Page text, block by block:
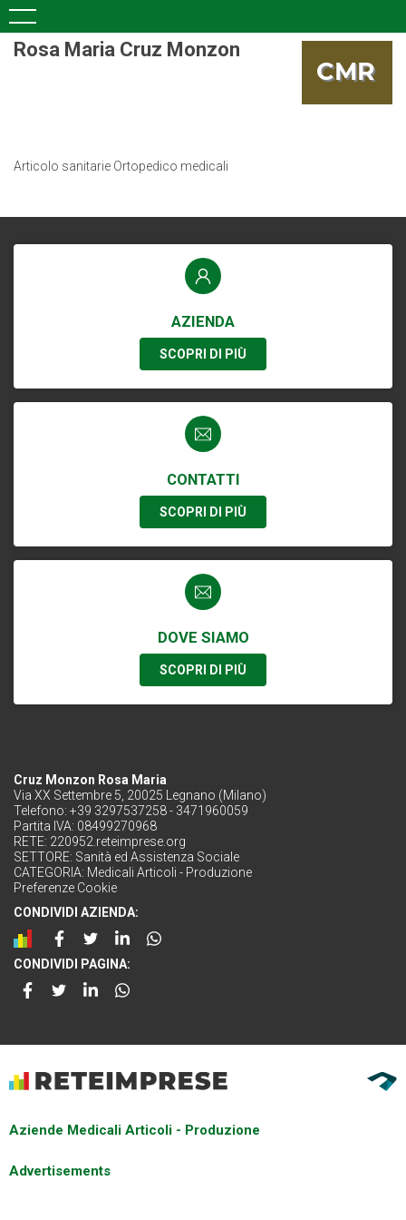
Rosa Maria Cruz Monzon
Articolo sanitarie Ortopedico medicali
AZIENDA
SCOPRI DI PIÙ
CONTATTI
SCOPRI DI PIÙ
DOVE SIAMO
SCOPRI DI PIÙ
Cruz Monzon Rosa Maria
Via XX Settembre 5, 20025 Legnano (Milano)
Telefono: +39 3297537258 - 3471960059
Partita IVA: 08499270968
RETE: 220952.reteimprese.org
SETTORE: Sanità ed Assistenza Sociale
CATEGORIA: Medicali Articoli - Produzione
Preferenze Cookie
CONDIVIDI AZIENDA:
CONDIVIDI PAGINA:
Aziende Medicali Articoli - Produzione
Advertisements